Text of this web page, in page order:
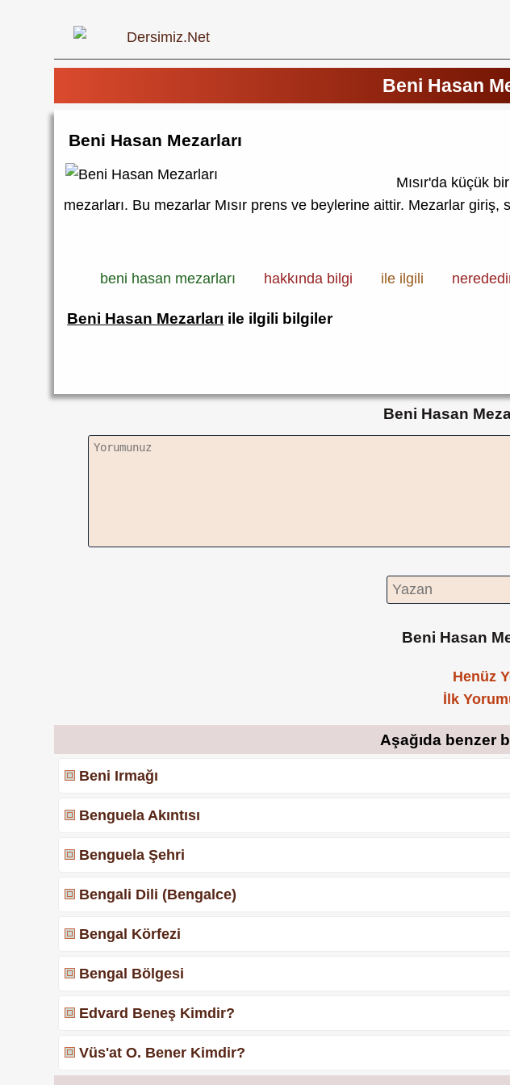
Beni Hasan
Beni Hasan Mezarları
Mısır'da küçük
mezarları. Bu mezarlar Mısır prens ve beylerine aittir. Mezarlar
beni hasan mezarları hakkında bilgi ile ilgili
Beni Hasan Mezarları ile ilgili bilgiler
Beni Hasan
Beni Hasan
Henüz
İlk
Aşağıda benzer
Beni Irmağı
Benguela Akıntısı
Benguela Şehri
Bengali Dili (Bengalce)
Bengal Körfezi
Bengal Bölgesi
Edvard Beneş Kimdir?
Vüs'at O. Bener Kimdir?